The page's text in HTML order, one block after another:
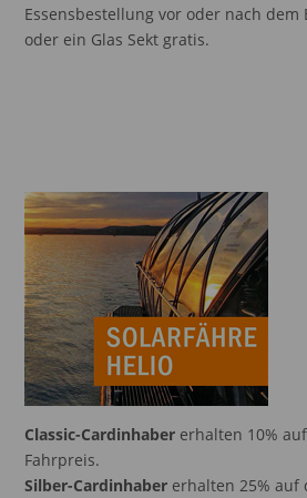
Essensbestellung vor oder nach dem
oder ein Glas Sekt gratis.
Classic-Cardinhaber erhalten 10%
Fahrpreis.
Silber-Cardinhaber erhalten 25% auf